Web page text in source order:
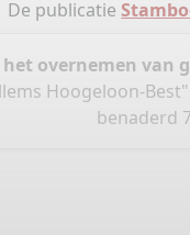
De publicatie
overnemen van
Hoogeloon-
benaderd